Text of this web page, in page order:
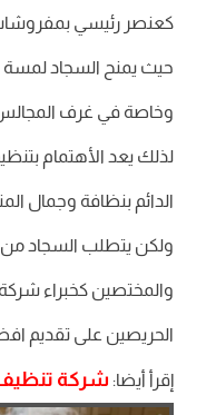
كعنصر رئيسي
حيث يمنح السجاد لمسة
وخاصة في غرف
لذلك يعد الأهتمام
الدائم بنظافة وجمال
ولكن يتطلب السجاد من
والمختصين كخبراء
الحريصين على تقديم
إقرأ أيضا: شركة تنظيف